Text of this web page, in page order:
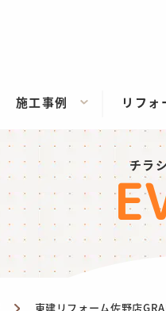
施工事例 リフォ
チラ
東建リフォーム佐野店